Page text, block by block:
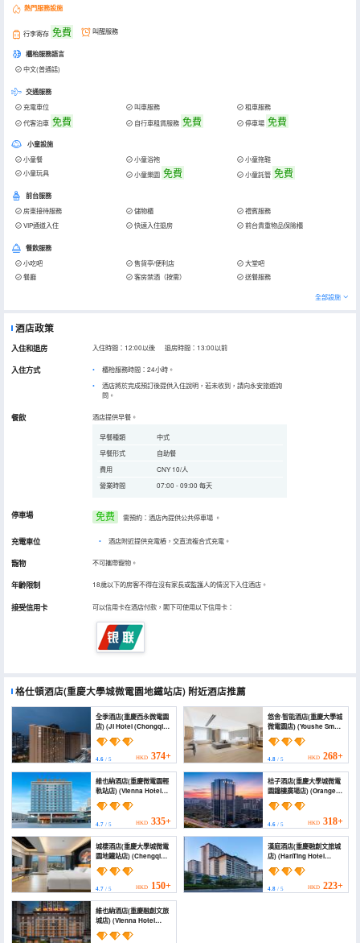
熱門服務設施
行李寄存 免費 叫醒服務
櫃枱服務語言
中文(普通話)
交通服務
充電車位 叫車服務
租車服務
代客泊車 免費 自行車租賃服務 免費 停車場 免費
小童設施
小童餐 小童浴袍
小童拖鞋
小童玩具
小童樂園 免費 小童託管 免費
前台服務
房東接待服務 儲物櫃
禮賓服務
VIP通道入住
快速入住退房 前台貴重物品保險櫃
餐飲服務
小吃吧 售貨亭/便利店
大堂吧
餐廳
客房禁酒（按需） 送餐服務
全部設施
酒店政策
入住和退房 入住時間：12:00以後 退房時間：13:00以前
入住方式
櫃枱服務時間：24小時。
酒店將於完成預訂後提供入住說明，若未收到，請向永安旅遊詢
問。
餐飲 酒店提供早餐。
早餐種類
中式
早餐形式
自助餐
費用
CNY 10/人
營業時間
07:00 - 09:00 每天
停車場 免费 需預約：酒店內提供公共停車場 。
充電車位 • 酒店附近提供充電樁，交直流複合式充電。
寵物 不可攜帶寵物。
年齡限制 18歲以下的房客不得在沒有家長或監護人的情況下入住酒店。
接受信用卡 可以信用卡在酒店付款，閣下可使用以下信用卡：
格仕頓酒店(重慶大學城微電園地鐵站店) 附近酒店推薦
全季酒店(重慶西永微電園
店) (JI Hotel (Chongqing
Xiyong Weidianyuan))
4.6 / 5 HKD 374+
悠舍·智能酒店(重慶大學城
微電園店) (Youshe Smart
Hotel (Chongqing
University Town
Microelectronics Park))
4.8/ 5 HKD 268+
維也納酒店(重慶微電園輕
軌站店) (Vienna Hotel
(5.0 Chongging
Weidianyuan Railway
4.7 / 5 HKD 335+
桔子酒店(重慶大學城微電
園鐘樓廣場店) (Orange
Hotel)
4.6/ 5 HKD 318+
城棲酒店(重慶大學城微電
園地鐵站店) (Chengqi
Hotel (Chongqing
University Town
Microelectronics Park
Metro Station Branch))
4.7 / 5 HKD 150+
漢庭酒店(重慶融創文旅城
店) (HanTing Hotel
(Chongqing
Rongchuang
Wenlücheng))
4.8/ 5 HKD 223+
維也納酒店(重慶融創文旅
城店) (Vienna Hotel
(Chongqing
Rongchuang Cultural